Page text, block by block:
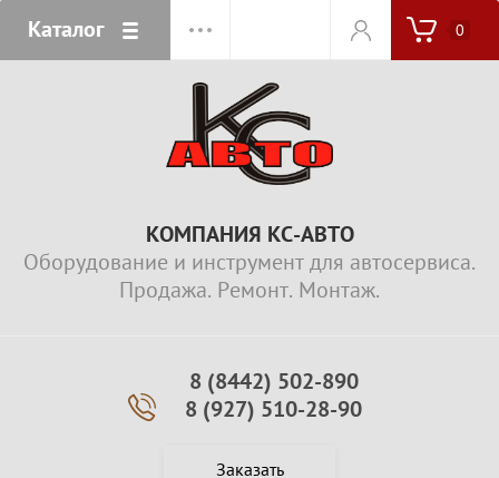
Каталог 0
КОМПАНИЯ КС-АВТО
Оборудование и инструмент для автосервиса.
Продажа. Ремонт. Монтаж.
8 (8442) 502-890
8 (927) 510-28-90
Заказать